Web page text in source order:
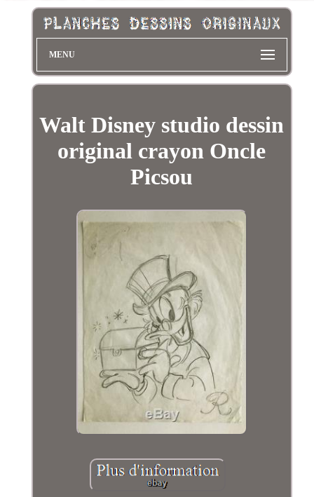
MENU
Walt Disney studio dessin
original crayon Oncle
Picsou